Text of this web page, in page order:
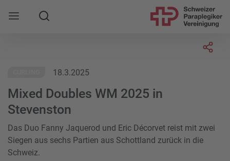
Mobile Navigation öffnen
Suche
18.3.2025
Mixed Doubles WM 2025 in
Stevenston
Das Duo Fanny Jaquerod und Eric Décorvet reist mit zwei
Siegen aus sechs Partien aus Schottland zurück in die
Schweiz.